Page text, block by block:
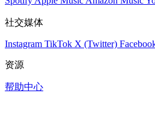
社交媒体
Instagram TikTok X (Twitter)
资源
帮助中心